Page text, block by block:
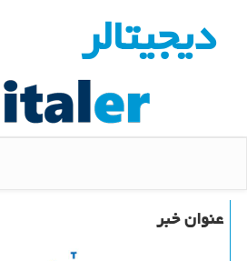
دیجیتالر
عنوان خبر